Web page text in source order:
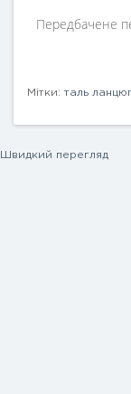
Передбачене
Мітки:таль
Швидкий перегляд